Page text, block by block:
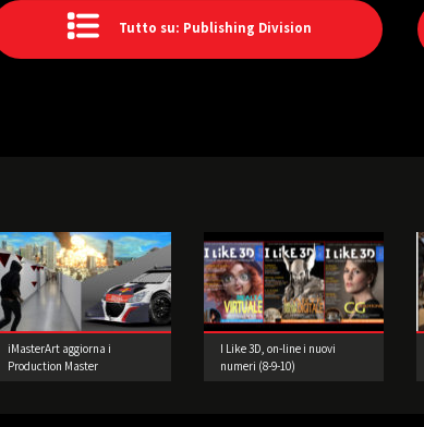
Tutto su: Publishing Division
iMasterArt aggiorna i
Production Master
I Like 3D, on-line i nuovi
numeri (8-9-10)